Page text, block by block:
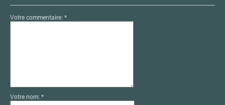
Votre commentaire: *
Votre nom: *